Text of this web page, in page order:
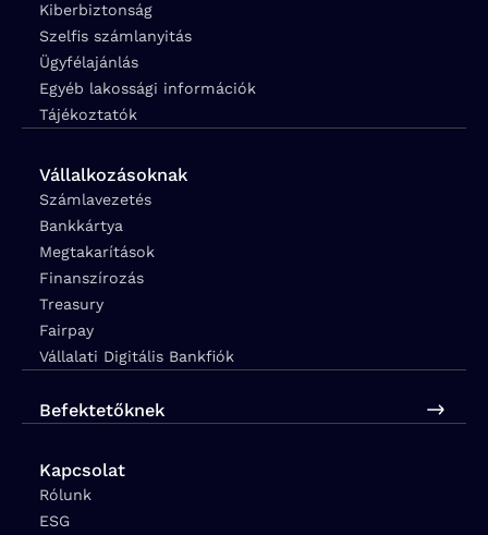
Kiberbiztonság
Szelfis számlanyitás
Ügyfélajánlás
Egyéb lakossági információk
Tájékoztatók
Vállalkozásoknak
Számlavezetés
Bankkártya
Megtakarítások
Finanszírozás
Treasury
Fairpay
Vállalati Digitális Bankfiók
Befektetőknek
Kapcsolat
Rólunk
ESG